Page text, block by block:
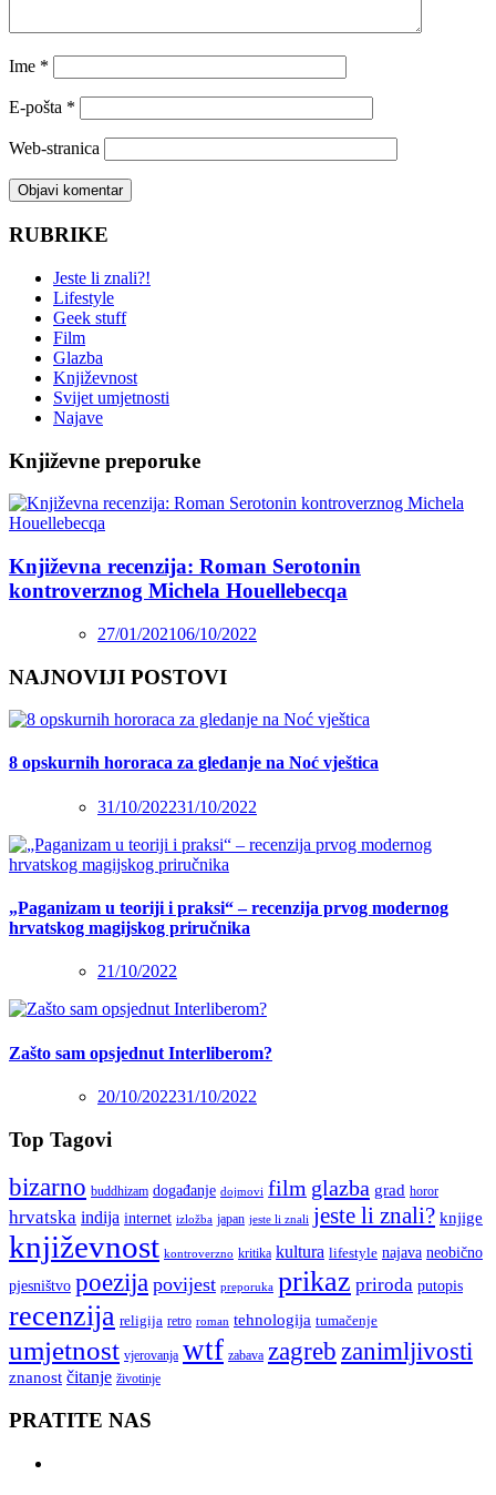
Ime *
E-pošta *
Web-stranica
RUBRIKE
Jeste li znali?!
Lifestyle
Geek stuff
Film
Glazba
Književnost
Svijet umjetnosti
Najave
Književne preporuke
Književna recenzija: Roman Serotonin
kontroverznog Michela Houellebecqa
27/01/202106/10/2022
NAJNOVIJI POSTOVI
8 opskurnih hororaca za gledanje na Noć vještica
31/10/202231/10/2022
„Paganizam u teoriji i praksi“ – recenzija prvog modernog
hrvatskog magijskog priručnika
21/10/2022
Zašto sam opsjednut Interliberom?
20/10/202231/10/2022
Top Tagovi
bizarno buddhizam događanje dojmovi film glazba grad horor
hrvatska indija internet izložba japan jeste li znali jeste li znali? knjige
književnost kontroverzno kritika kultura lifestyle najava neobično
pjesništvo poezija povijest preporuka prikaz priroda putopis
recenzija religija retro roman tehnologija tumačenje
umjetnost vjerovanja wtf zabava zagreb zanimljivosti
znanost čitanje životinje
PRATITE NAS